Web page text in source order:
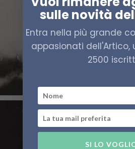
sulle novità
Entra nella più grande
appasionati dell'Artico,
2500
SI LO